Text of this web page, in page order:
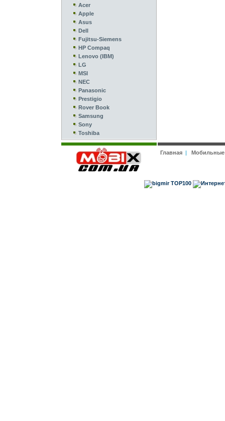
Acer
Apple
Asus
Dell
Fujitsu-Siemens
HP Compaq
Lenovo (IBM)
LG
MSI
NEC
Panasonic
Prestigio
Rover Book
Samsung
Sony
Toshiba
Главная|